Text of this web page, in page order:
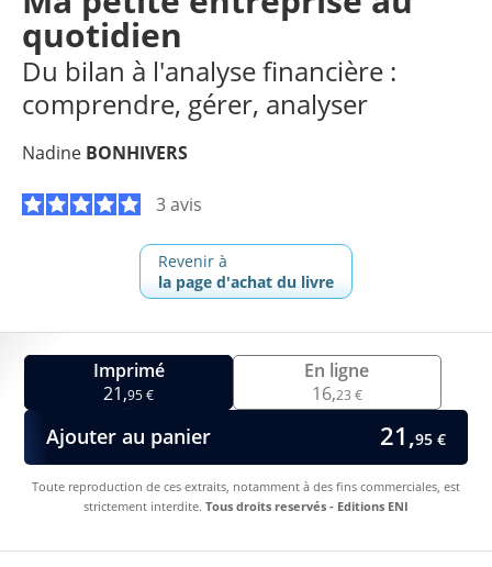
quotidien
Du bilan à l'analyse financière :
comprendre, gérer, analyser
Nadine BONHIVERS
3 avis
Revenir à
la page d'achat du livre
Imprimé
21,95 €
En ligne
16,23 €
Ajouter au panier 21,95 €
Toute reproduction de ces extraits, notamment à des fins commerciales, est
strictement interdite. Tous droits reservés - Editions ENI